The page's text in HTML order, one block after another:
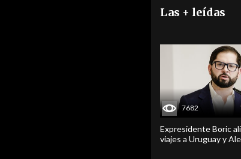
Las + leídas
7682
Expresidente Boric
viajes a Uruguay y